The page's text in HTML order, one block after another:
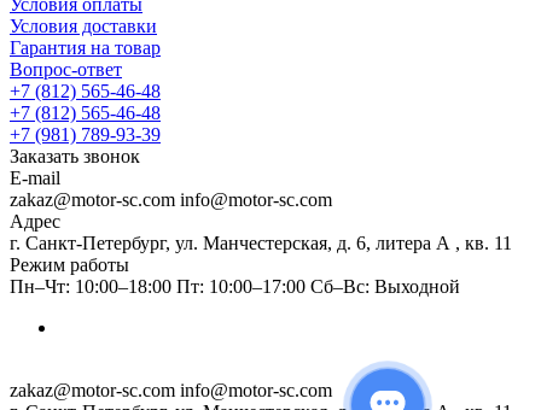
Условия оплаты
Условия доставки
Гарантия на товар
Вопрос-ответ
+7 (812) 565-46-48
+7 (812) 565-46-48
+7 (981) 789-93-39
Заказать звонок
E-mail
zakaz@motor-sc.com info@motor-sc.com
Адрес
г. Санкт-Петербург, ул. Манчестерская, д. 6, литера А , кв. 11
Режим работы
Пн–Чт: 10:00–18:00 Пт: 10:00–17:00 Сб–Вс: Выходной
zakaz@motor-sc.com info@motor-sc.com